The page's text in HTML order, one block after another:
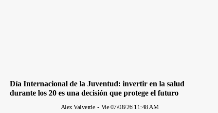
Día Internacional de la Juventud: invertir en la salud
durante los 20 es una decisión que protege el futuro
Alex Valverde - Vie 07/08/26 11:48 AM